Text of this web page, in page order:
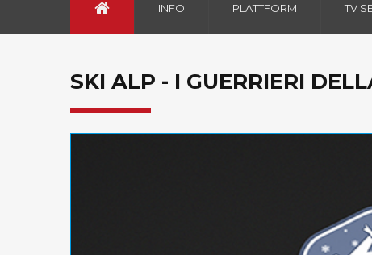
INFO PLATTFORM TV
SKI ALP - I GUERRIERI